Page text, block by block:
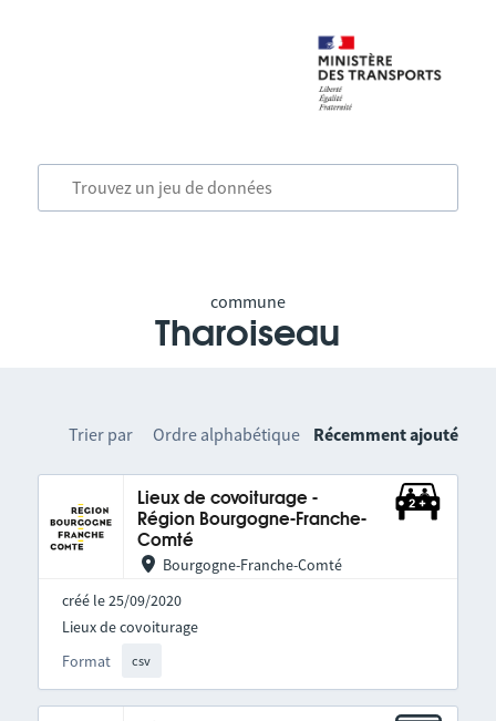
commune
Tharoiseau
Trier par Ordre alphabétique Récemment ajouté
Lieux de covoiturage -
Région Bourgogne-Franche-
Comté
Bourgogne-Franche-Comté
créé le 25/09/2020
Format csv
Lieux de covoiturage